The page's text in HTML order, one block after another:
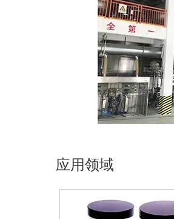
应用领域